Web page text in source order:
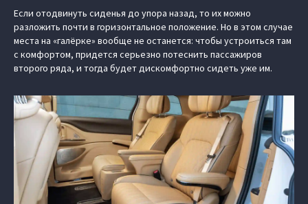
Если отодвинуть сиденья до упора назад, то их можно
разложить почти в горизонтальное положение. Но в этом случае
места на «галёрке» вообще не останется: чтобы устроиться там
с комфортом, придется серьезно потеснить пассажиров
второго ряда, и тогда будет дискомфортно сидеть уже им.